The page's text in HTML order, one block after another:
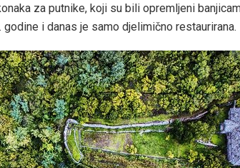
za putnike, koji su bili opremljeni
godine i danas je samo djelimično restaurirana.